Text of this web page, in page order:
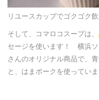
リユースカップでゴクゴク飲
そして、コマロコスープは、
セージを使います！ 横浜ソ
さんのオリジナル商品で、
と、はまポークを使っていま